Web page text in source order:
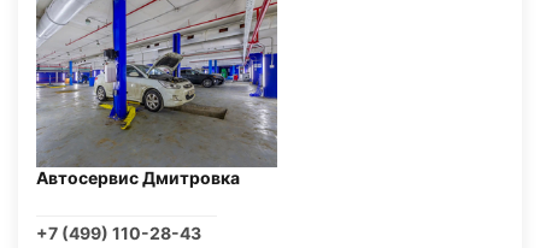
Автосервис Дмитровка
+7 (499) 110-28-43